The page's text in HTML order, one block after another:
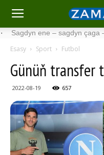
ene – sagdyn çaga –
Esasy Sport Futbol
Günüň transfer
2022-08-19 657